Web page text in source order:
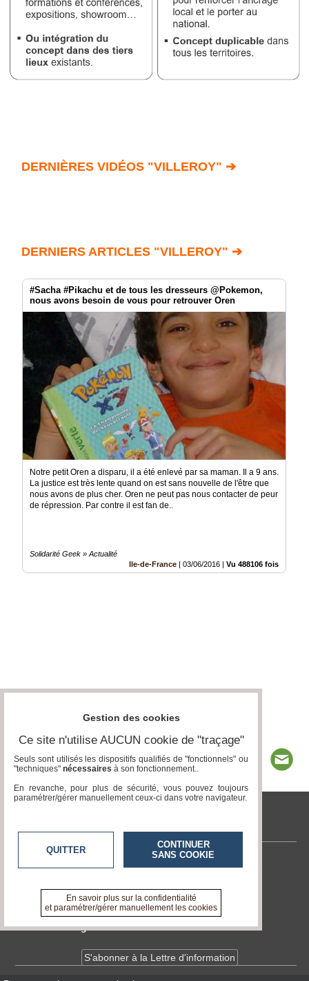
DERNIÈRES VIDÉOS "VILLEROY" ➔
DERNIERS ARTICLES "VILLEROY" ➔
#Sacha #Pikachu et de tous les dresseurs @Pokemon,
nous avons besoin de vous pour retrouver Oren
Notre petit Oren a disparu, il a été enlevé par sa maman. Il a 9 ans.
La justice est très lente quand on est sans nouvelle de l'être que
nous avons de plus cher. Oren ne peut pas nous contacter de peur
de répression. Par contre il est fan de..
Solidarité Geek » Actualité
Ile-de-France
03/06/2016 Vu 488106 fois
tvlocale.fr
Contactez-nous
A propos de tvlocale.fr
Devenir délégué
S'abonner à la Lettre d'information
Gestion des cookies
Ce site n'utilise AUCUN cookie de "traçage"
Seuls sont utilisés les dispositifs qualifiés de "fonctionnels" ou
"techniques" nécessaires à son fonctionnement..
En revanche, pour plus de sécurité, vous pouvez toujours
paramétrer/gérer manuellement ceux-ci dans votre navigateur.
QUITTER
CONTINUER
SANS COOKIE
En savoir plus sur la confidentialité
et paramétrer/gérer manuellement les cookies